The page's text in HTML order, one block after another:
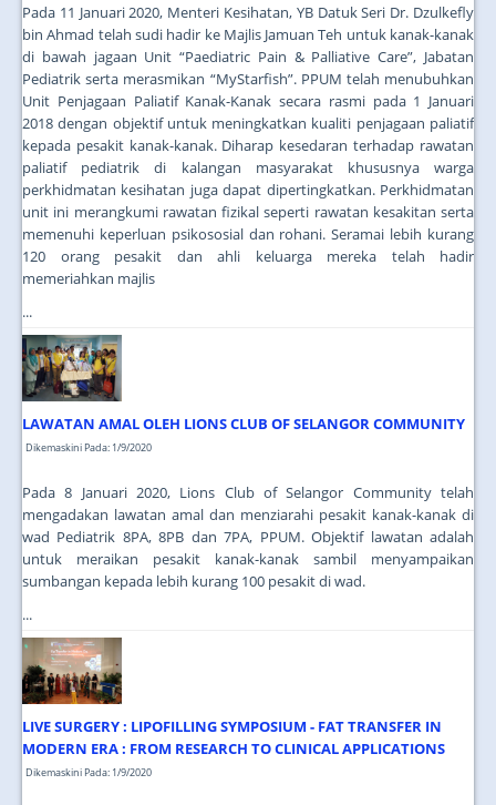
Pada 11 Januari 2020, Menteri Kesihatan, YB Datuk Seri Dr. Dzulkefly
bin Ahmad telah sudi hadir ke Majlis Jamuan Teh untuk kanak-kanak
di bawah jagaan Unit “Paediatric Pain & Palliative Care”, Jabatan
Pediatrik serta merasmikan “MyStarfish”. PPUM telah menubuhkan
Unit Penjagaan Paliatif Kanak-Kanak secara rasmi pada 1 Januari
2018 dengan objektif untuk meningkatkan kualiti penjagaan paliatif
kepada pesakit kanak-kanak. Diharap kesedaran terhadap rawatan
paliatif pediatrik di kalangan masyarakat khususnya warga
perkhidmatan kesihatan juga dapat dipertingkatkan. Perkhidmatan
unit ini merangkumi rawatan fizikal seperti rawatan kesakitan serta
memenuhi keperluan psikososial dan rohani. Seramai lebih kurang
120 orang pesakit dan ahli keluarga mereka telah hadir
memeriahkan majlis
...
LAWATAN AMAL OLEH LIONS CLUB OF SELANGOR COMMUNITY
Dikemaskini Pada: 1/9/2020
Pada 8 Januari 2020, Lions Club of Selangor Community telah
mengadakan lawatan amal dan menziarahi pesakit kanak-kanak di
wad Pediatrik 8PA, 8PB dan 7PA, PPUM. Objektif lawatan adalah
untuk meraikan pesakit kanak-kanak sambil menyampaikan
sumbangan kepada lebih kurang 100 pesakit di wad.
...
LIVE SURGERY : LIPOFILLING SYMPOSIUM - FAT TRANSFER IN
MODERN ERA : FROM RESEARCH TO CLINICAL APPLICATIONS
Dikemaskini Pada: 1/9/2020